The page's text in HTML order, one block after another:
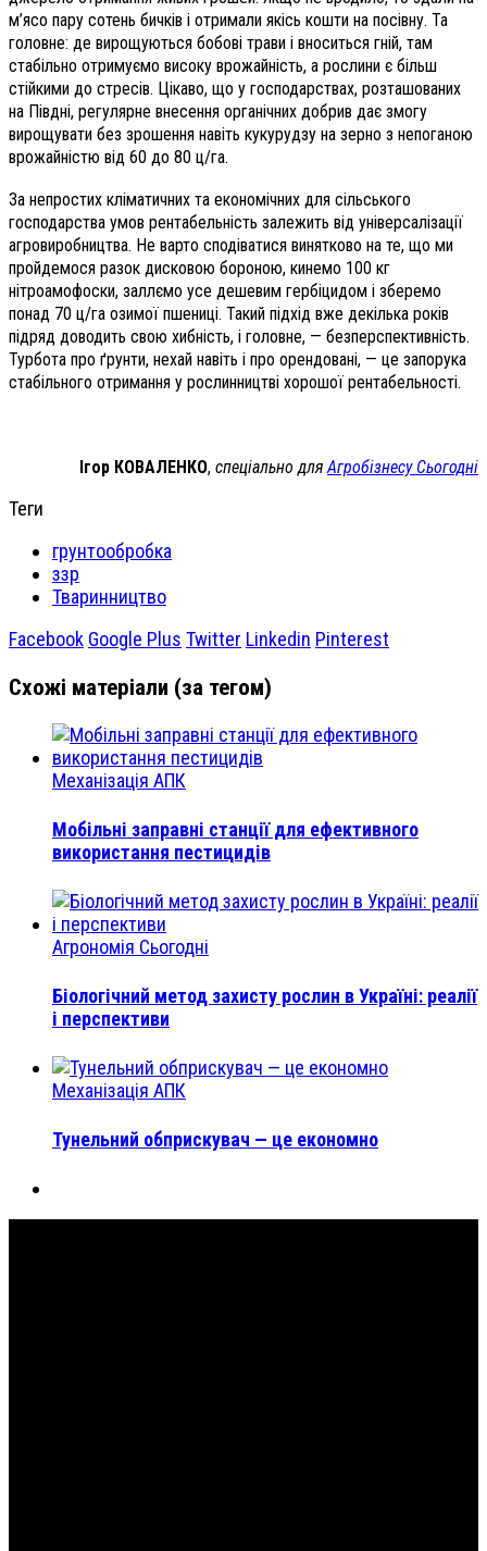
м’ясо пару сотень бичків і отримали якісь кошти на посівну. Та
головне: де вирощуються бобові трави і вноситься гній, там
стабільно отримуємо високу врожайність, а рослини є більш
стійкими до стресів. Цікаво, що у господарствах, розташованих
на Півдні, регулярне внесення органічних добрив дає змогу
вирощувати без зрошення навіть кукурудзу на зерно з непоганою
врожайністю від 60 до 80 ц/га.
За непростих кліматичних та економічних для сільського
господарства умов рентабельність залежить від універсалізації
агровиробництва. Не варто сподіватися винятково на те, що ми
пройдемося разок дисковою бороною, кинемо 100 кг
нітроамофоски, заллємо усе дешевим гербіцидом і зберемо
понад 70 ц/га озимої пшениці. Такий підхід вже декілька років
підряд доводить свою хибність, і головне, — безперспективність.
Турбота про ґрунти, нехай навіть і про орендовані, — це запорука
стабільного отримання у рослинництві хорошої рентабельності.
Ігор КОВАЛЕНКО, спеціально дляАгробізнесу Сьогодні
Теги
грунтообробка
ззр
Тваринництво
Facebook Google Plus Twitter Linkedin Pinterest
Схожі матеріали (за тегом)
Механізація АПК
Мобільні заправні станції для ефективного
використання пестицидів
Агрономія Сьогодні
Біологічний метод захисту рослин в Україні: реалії
і перспективи
Механізація АПК
Тунельний обприскувач — це економно